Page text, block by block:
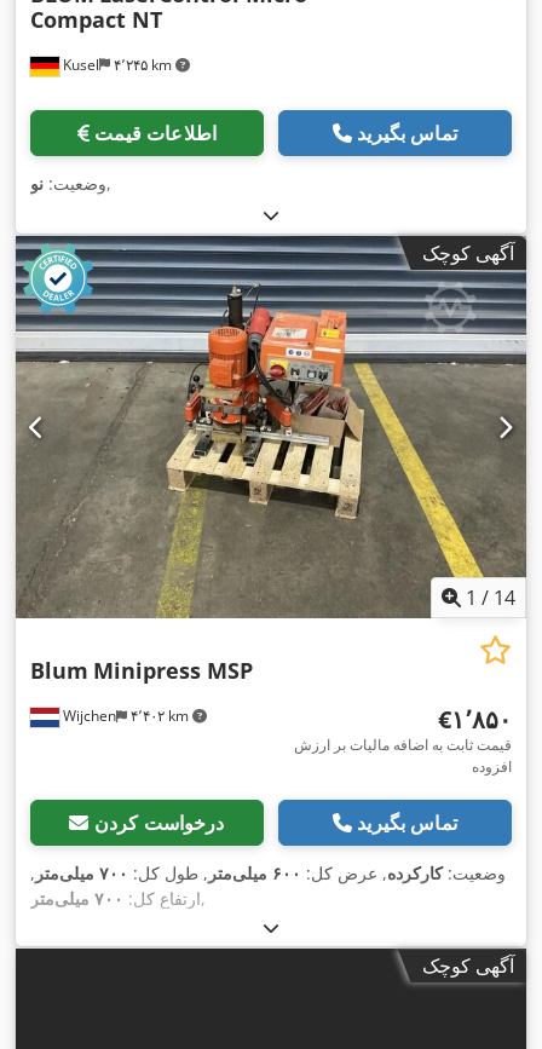
Kusel ۴٬۲۴۵ km
Compact NT
اطلاعات قیمت تماس بگیرید
وضعیت: نو ,
آگهی کوچک
1 / 14
Wijchen ۴٬۴۰۲ km
Blum Minipress MSP
‎€۱٬۸۵۰
قیمت ثابت به اضافه مالیات بر ارزش
افزوده
درخواست کردن تماس بگیرید
وضعیت:کارکرده, عرض کل: ۶۰۰ میلی‌متر , طول کل: ۷۰۰ میلی‌متر
,
ارتفاع کل: ۷۰۰ میلی‌متر ,
آگهی کوچک